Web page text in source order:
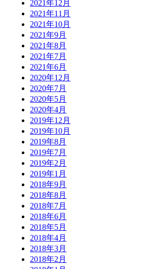
2021年12月
2021年11月
2021年10月
2021年9月
2021年8月
2021年7月
2021年6月
2020年12月
2020年7月
2020年5月
2020年4月
2019年12月
2019年10月
2019年8月
2019年7月
2019年2月
2019年1月
2018年9月
2018年8月
2018年7月
2018年6月
2018年5月
2018年4月
2018年3月
2018年2月